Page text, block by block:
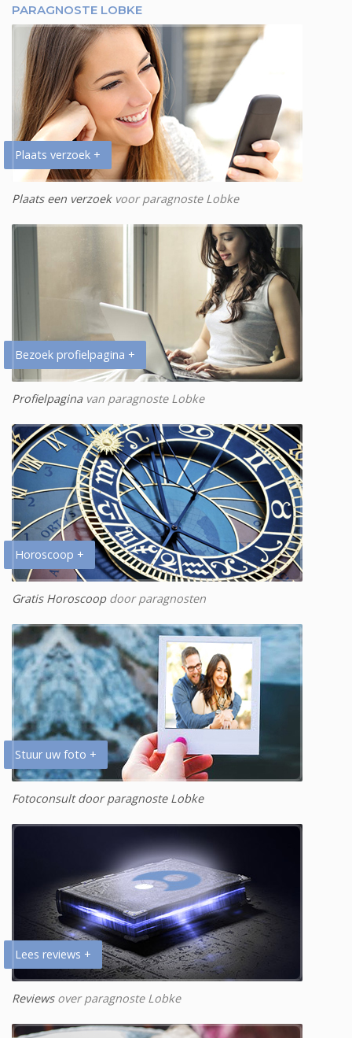
PARAGNOSTE LOBKE
Plaats verzoek +
Plaats een verzoekvoor paragnoste Lobke
Bezoek profielpagina +
Profielpagina van paragnoste Lobke
Horoscoop +
Gratis Horoscoopdoor paragnosten
Stuur uw foto +
Fotoconsult door paragnoste Lobke
Lees reviews +
Reviewsover paragnoste Lobke